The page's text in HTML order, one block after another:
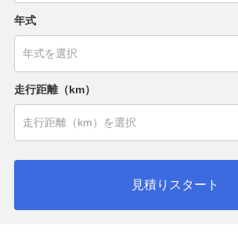
年式
走行距離（km）
見積りスタート